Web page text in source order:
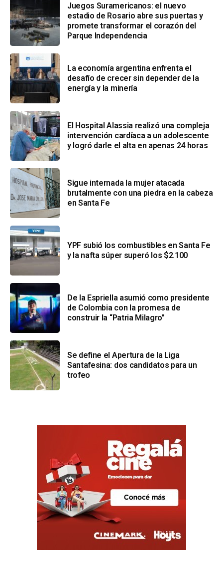
Juegos Suramericanos: el nuevo
estadio de Rosario abre sus puertas y
promete transformar el corazón del
Parque Independencia
La economía argentina enfrenta el
desafío de crecer sin depender de la
energía y la minería
El Hospital Alassia realizó una compleja
intervención cardíaca a un adolescente
y logró darle el alta en apenas 24 horas
Sigue internada la mujer atacada
brutalmente con una piedra en la cabeza
en Santa Fe
YPF subió los combustibles en Santa Fe
y la nafta súper superó los $2.100
De la Espriella asumió como presidente
de Colombia con la promesa de
construir la “Patria Milagro”
Se define el Apertura de la Liga
Santafesina: dos candidatos para un
trofeo